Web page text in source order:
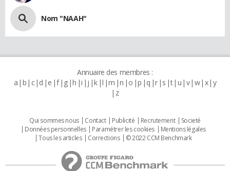
Nom "NAAH"
Annuaire des membres :
a b c d e f g h i j k l m n o p q r s t u v w x y
z
Qui sommes nous Contact Publicité Recrutement
Societé
Données personnelles
Paramétrer les cookies
Mentions légales
Tous les articles
Corrections © 2022 CCM Benchmark